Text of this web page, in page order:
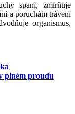
spaní, zmírňuje
a poruchám trávení
organismus,
plném proudu